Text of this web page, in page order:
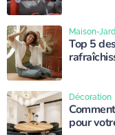
Top 5
Maison-
pour
Décoration